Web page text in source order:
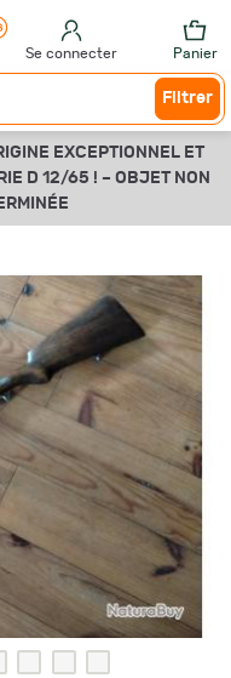
Se connecter Panier
Filtrer
EXCEPTIONNEL ET
D 12/65 ! – OBJET NON